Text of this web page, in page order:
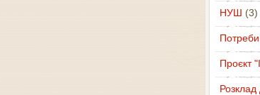
НУШ (3)
Проєкт
Розклад